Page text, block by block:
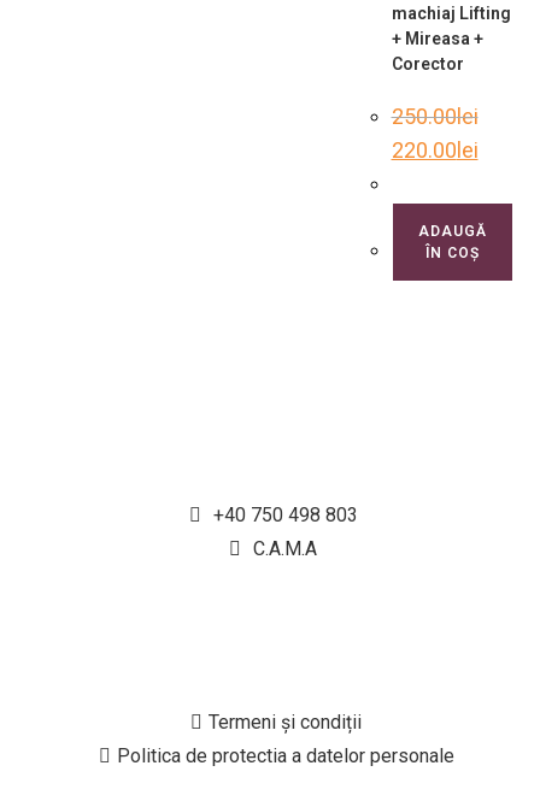
machiaj Lifting
+ Mireasa +
Corector
250.00lei
220.00lei
ADAUGĂ
ÎN COȘ
+40 750 498 803
C.A.M.A
Termeni și condiții
Politica de protectia a datelor personale